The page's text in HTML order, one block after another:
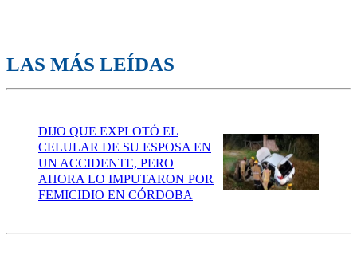
LAS MÁS LEÍDAS
DIJO QUE EXPLOTÓ EL
CELULAR DE SU ESPOSA EN
UN ACCIDENTE, PERO
AHORA LO IMPUTARON POR
FEMICIDIO EN CÓRDOBA